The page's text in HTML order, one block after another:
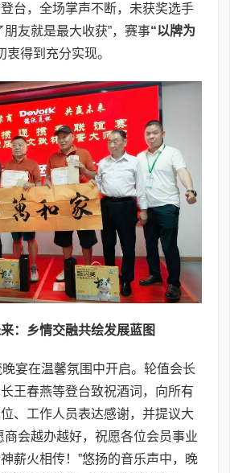
台，全场掌声不断，未获奖选手
朋友就是最大收获”，赛事“以牌为
衷得到充分实现。
：乡情交融共绘发展蓝图
宴在温馨氛围中开启。轮值会长
王春燕等登台致祝酒词，向所有
、工作人员表达感谢，并提议大
商会越办越好，祝愿各位会员事业
薪火相传！”悠扬的音乐声中，晚